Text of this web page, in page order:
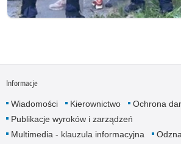
Informacje
Wiadomości Kierownictwo
Ochrona
Publikacje wyroków i zarządzeń
Multimedia - klauzula informacyjna